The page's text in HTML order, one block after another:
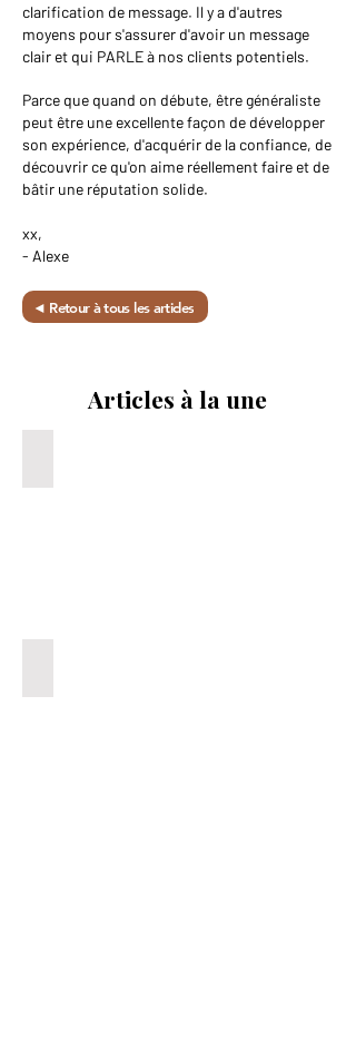
clarification de message. Il y a d'autres
moyens pour s'assurer d'avoir un message
clair et qui PARLE à nos clients potentiels.
Parce que quand on débute, être généraliste
peut être une excellente façon de développer
son expérience, d'acquérir de la confiance, de
découvrir ce qu'on aime réellement faire et de
bâtir une réputation solide.
xx,
- Alexe
◄ Retour à tous les articles
Articles à la une